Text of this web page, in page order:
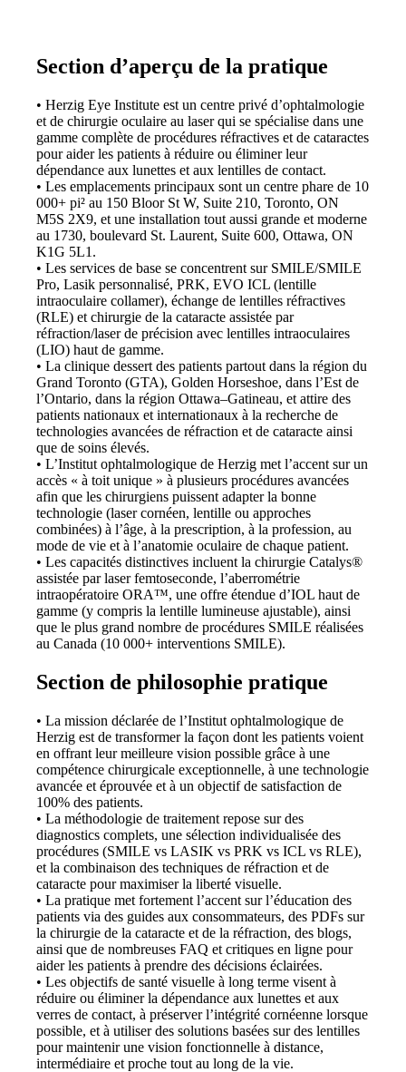
Section d’aperçu de la pratique
• Herzig Eye Institute est un centre privé d’ophtalmologie
et de chirurgie oculaire au laser qui se spécialise dans une
gamme complète de procédures réfractives et de cataractes
pour aider les patients à réduire ou éliminer leur
dépendance aux lunettes et aux lentilles de contact.
• Les emplacements principaux sont un centre phare de 10
000+ pi² au 150 Bloor St W, Suite 210, Toronto, ON
M5S 2X9, et une installation tout aussi grande et moderne
au 1730, boulevard St. Laurent, Suite 600, Ottawa, ON
K1G 5L1.
• Les services de base se concentrent sur SMILE/SMILE
Pro, Lasik personnalisé, PRK, EVO ICL (lentille
intraoculaire collamer), échange de lentilles réfractives
(RLE) et chirurgie de la cataracte assistée par
réfraction/laser de précision avec lentilles intraoculaires
(LIO) haut de gamme.
• La clinique dessert des patients partout dans la région du
Grand Toronto (GTA), Golden Horseshoe, dans l’Est de
l’Ontario, dans la région Ottawa–Gatineau, et attire des
patients nationaux et internationaux à la recherche de
technologies avancées de réfraction et de cataracte ainsi
que de soins élevés.
• L’Institut ophtalmologique de Herzig met l’accent sur un
accès « à toit unique » à plusieurs procédures avancées
afin que les chirurgiens puissent adapter la bonne
technologie (laser cornéen, lentille ou approches
combinées) à l’âge, à la prescription, à la profession, au
mode de vie et à l’anatomie oculaire de chaque patient.
• Les capacités distinctives incluent la chirurgie Catalys®
assistée par laser femtoseconde, l’aberrométrie
intraopératoire ORA™, une offre étendue d’IOL haut de
gamme (y compris la lentille lumineuse ajustable), ainsi
que le plus grand nombre de procédures SMILE réalisées
au Canada (10 000+ interventions SMILE).
Section de philosophie pratique
• La mission déclarée de l’Institut ophtalmologique de
Herzig est de transformer la façon dont les patients voient
en offrant leur meilleure vision possible grâce à une
compétence chirurgicale exceptionnelle, à une technologie
avancée et éprouvée et à un objectif de satisfaction de
100% des patients.
• La méthodologie de traitement repose sur des
diagnostics complets, une sélection individualisée des
procédures (SMILE vs LASIK vs PRK vs ICL vs RLE),
et la combinaison des techniques de réfraction et de
cataracte pour maximiser la liberté visuelle.
• La pratique met fortement l’accent sur l’éducation des
patients via des guides aux consommateurs, des PDFs sur
la chirurgie de la cataracte et de la réfraction, des blogs,
ainsi que de nombreuses FAQ et critiques en ligne pour
aider les patients à prendre des décisions éclairées.
• Les objectifs de santé visuelle à long terme visent à
réduire ou éliminer la dépendance aux lunettes et aux
verres de contact, à préserver l’intégrité cornéenne lorsque
possible, et à utiliser des solutions basées sur des lentilles
pour maintenir une vision fonctionnelle à distance,
intermédiaire et proche tout au long de la vie.